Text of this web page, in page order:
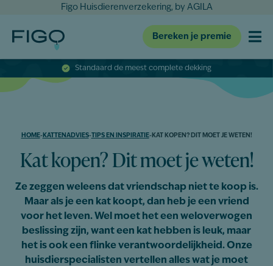
Figo Huisdierenverzekering, by AGILA
Bereken je premie
Standaard de meest complete dekking
HOME- KATTENADVIES-TIPS EN INSPIRATIE- KAT KOPEN? DIT MOET JE WETEN!
Kat kopen? Dit moet je weten!
Ze zeggen weleens dat vriendschap niet te koop is.
Maar als je een kat koopt, dan heb je een vriend
voor het leven. Wel moet het een weloverwogen
beslissing zijn, want een kat hebben is leuk, maar
het is ook een flinke verantwoordelijkheid. Onze
huisdierspecialisten vertellen alles wat je moet